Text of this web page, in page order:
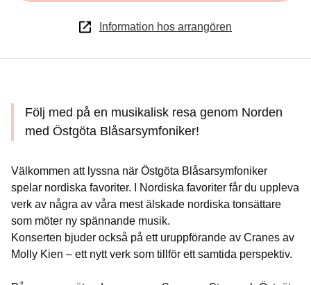
Information hos arrangören
Följ med på en musikalisk resa genom Norden
med Östgöta Blåsarsymfoniker!
Välkommen att lyssna när Östgöta Blåsarsymfoniker
spelar nordiska favoriter. I Nordiska favoriter får du uppleva
verk av några av våra mest älskade nordiska tonsättare
som möter ny spännande musik.
Konserten bjuder också på ett uruppförande av Cranes av
Molly Kien – ett nytt verk som tillför ett samtida perspektiv.